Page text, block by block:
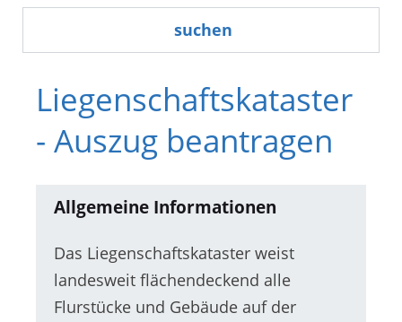
suchen
Liegenschaftskataster
- Auszug beantragen
Allgemeine Informationen
Das Liegenschaftskataster weist
landesweit flächendeckend alle
Flurstücke und Gebäude auf der